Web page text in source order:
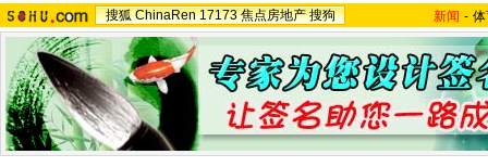
搜狐 ChinaRen 17173 焦点房地产 搜狗 新闻 -